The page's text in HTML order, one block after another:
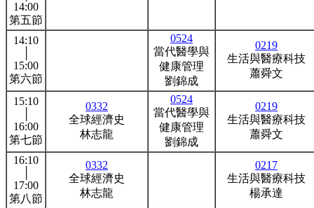
14:00
第五節
14:10
15:00
第六節
0524
當代醫學與
健康管理
劉錦成
0219
生活與醫療科技
蕭舜文
15:10
16:00
第七節
0332
全球經濟史
林志龍
0524
當代醫學與
健康管理
劉錦成
0219
生活與醫療科技
蕭舜文
16:10
17:00
第八節
0332
全球經濟史
林志龍
0217
生活與醫療科技
楊承達